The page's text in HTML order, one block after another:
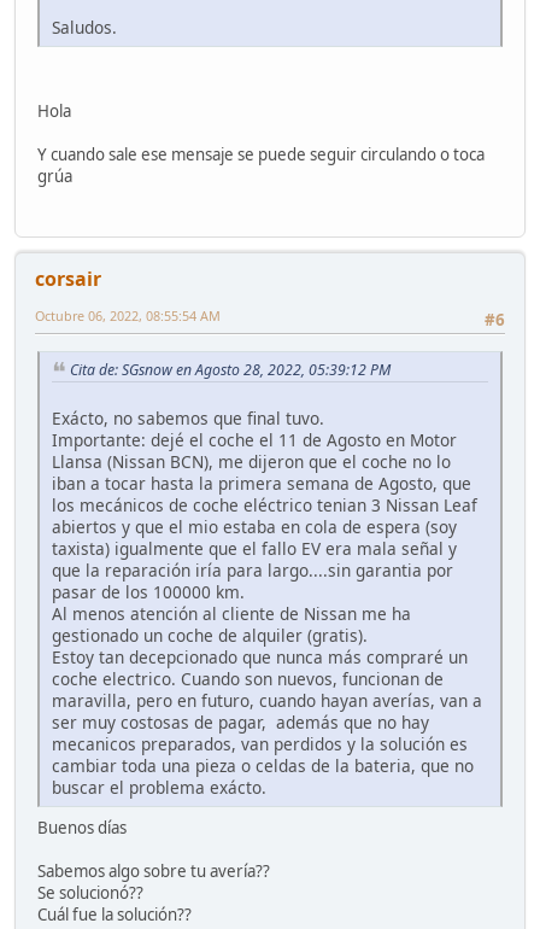
Saludos.
Hola
Y cuando sale ese mensaje se puede seguir circulando o toca
grúa
corsair
#6
Octubre 06, 2022, 08:55:54 AM
Cita de: SGsnow en Agosto 28, 2022, 05:39:12 PM
Exácto, no sabemos que final tuvo.
Importante: dejé el coche el 11 de Agosto en Motor
Llansa (Nissan BCN), me dijeron que el coche no lo
iban a tocar hasta la primera semana de Agosto, que
los mecánicos de coche eléctrico tenian 3 Nissan Leaf
abiertos y que el mio estaba en cola de espera (soy
taxista) igualmente que el fallo EV era mala señal y
que la reparación iría para largo....sin garantia por
pasar de los 100000 km.
Al menos atención al cliente de Nissan me ha
gestionado un coche de alquiler (gratis).
Estoy tan decepcionado que nunca más compraré un
coche electrico. Cuando son nuevos, funcionan de
maravilla, pero en futuro, cuando hayan averías, van a
ser muy costosas de pagar, además que no hay
mecanicos preparados, van perdidos y la solución es
cambiar toda una pieza o celdas de la bateria, que no
buscar el problema exácto.
Buenos días
Sabemos algo sobre tu avería??
Se solucionó??
Cuál fue la solución??